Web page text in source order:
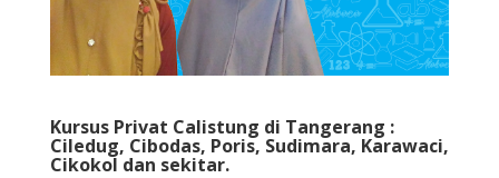
Kursus Privat Calistung di Tangerang :
Ciledug, Cibodas, Poris, Sudimara, Karawaci,
Cikokol dan sekitar.